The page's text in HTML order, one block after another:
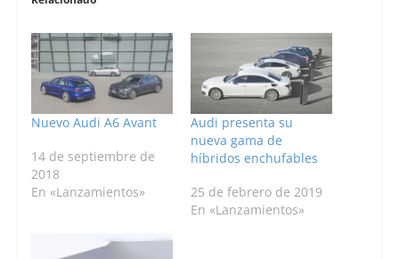
Nuevo Audi A6 Avant
14 de septiembre de
2018
En «Lanzamientos»
Audi presenta su
nueva gama de
híbridos enchufables
25 de febrero de 2019
En «Lanzamientos»